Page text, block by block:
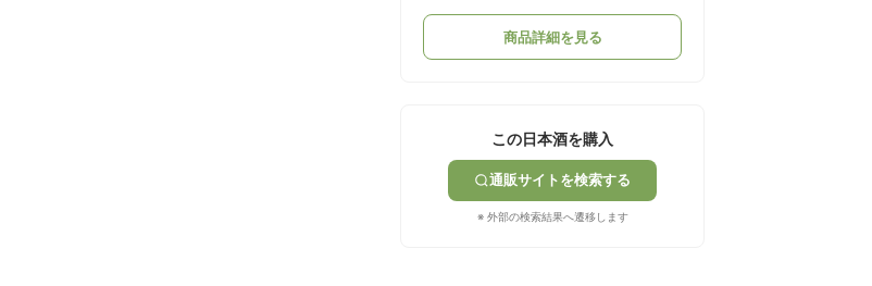
商品詳細を見る
この日本酒を購入
通販サイトを検索する
※ 外部の検索結果へ遷移します